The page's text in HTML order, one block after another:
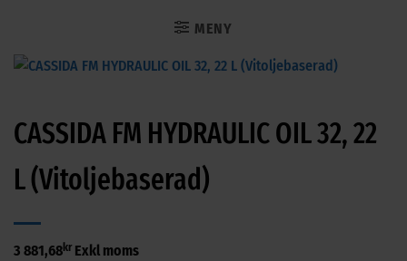
MENY
CASSIDA FM HYDRAULIC OIL 32, 22
L (Vitoljebaserad)
3 881,68 kr Exkl moms